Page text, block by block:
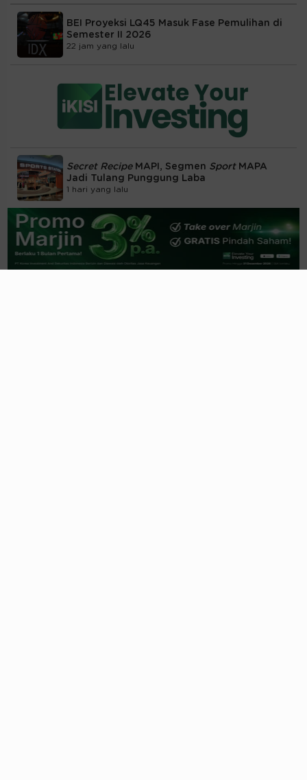
BEI Proyeksi LQ45 Masuk Fase Pemulihan di
Semester II 2026
22 jam yang lalu
Secret RecipeMAPI, Segmen Sport MAPA
Jadi Tulang Punggung Laba
1 hari yang lalu
Lebih dari Mie Instan, Bumbu Rahasia di
Balik Grup Indofood
1 hari yang lalu